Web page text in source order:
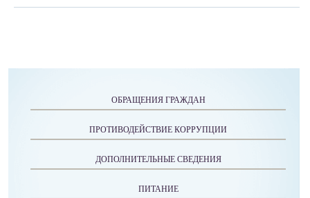
ОБРАЩЕНИЯ ГРАЖДАН
ПРОТИВОДЕЙСТВИЕ КОРРУПЦИИ
ДОПОЛНИТЕЛЬНЫЕ СВЕДЕНИЯ
ПИТАНИЕ